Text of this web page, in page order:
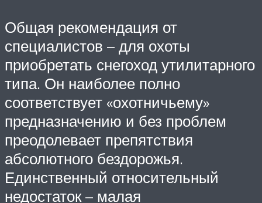
Общая рекомендация от
специалистов – для охоты
приобретать снегоход утилитарного
типа. Он наиболее полно
соответствует «охотничьему»
предназначению и без проблем
преодолевает препятствия
абсолютного бездорожья.
Единственный относительный
недостаток – малая